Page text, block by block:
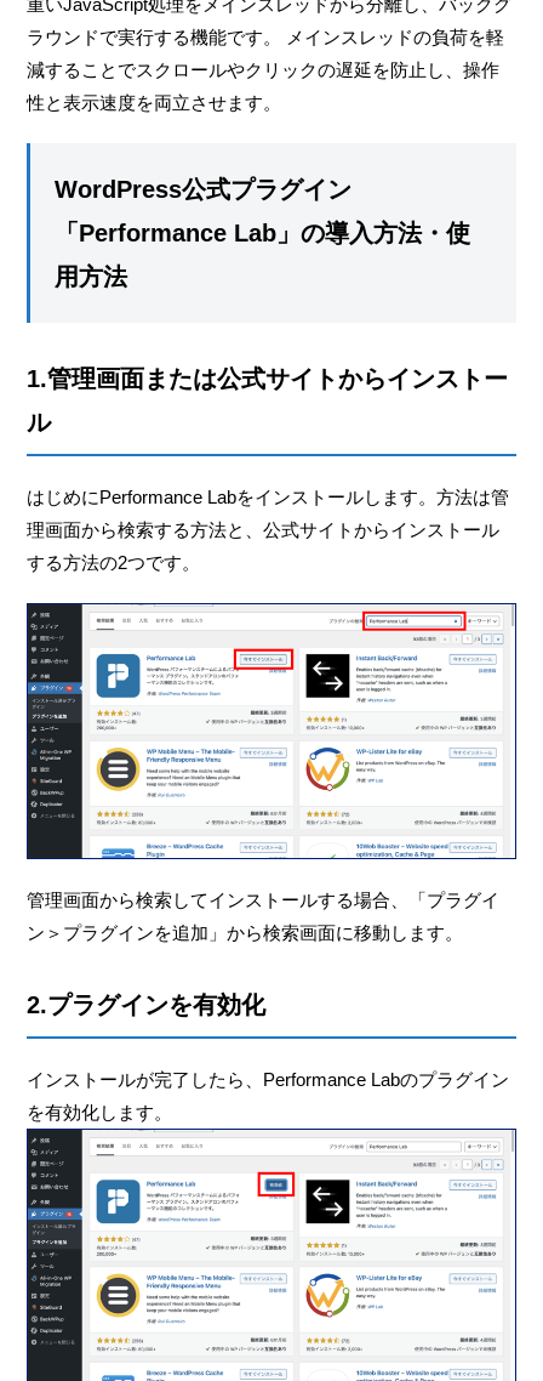
ラウンドで実行する機能です。 メインスレッドの負荷を軽
減することでスクロールやクリックの遅延を防止し、操作
性と表示速度を両立させます。
WordPress公式プラグイン
「Performance Lab」の導入方法・使
用方法
1.管理画面または公式サイトからインストー
ル
はじめにPerformance Labをインストールします。方法は管
理画面から検索する方法と、公式サイトからインストール
する方法の2つです。
管理画面から検索してインストールする場合、「プラグイ
ン＞プラグインを追加」から検索画面に移動します。
2.プラグインを有効化
インストールが完了したら、Performance Labのプラグイン
を有効化します。